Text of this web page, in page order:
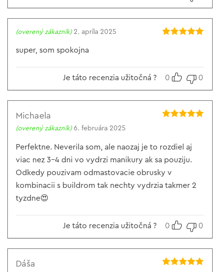
(overený zákazník) 2. apríla 2025
super, som spokojna
Je táto recenzia užitočná ? 0 0
Michaela
(overený zákazník) 6. februára 2025
Perfektne. Neverila som, ale naozaj je to rozdiel aj
viac nez 3-4 dni vo vydrzi manikury ak sa pouziju.
Odkedy pouzivam odmastovacie obrusky v
kombinacii s buildrom tak nechty vydrzia takmer 2
tyzdne😍
Je táto recenzia užitočná ? 0 0
Dáša